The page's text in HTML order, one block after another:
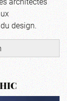
design.